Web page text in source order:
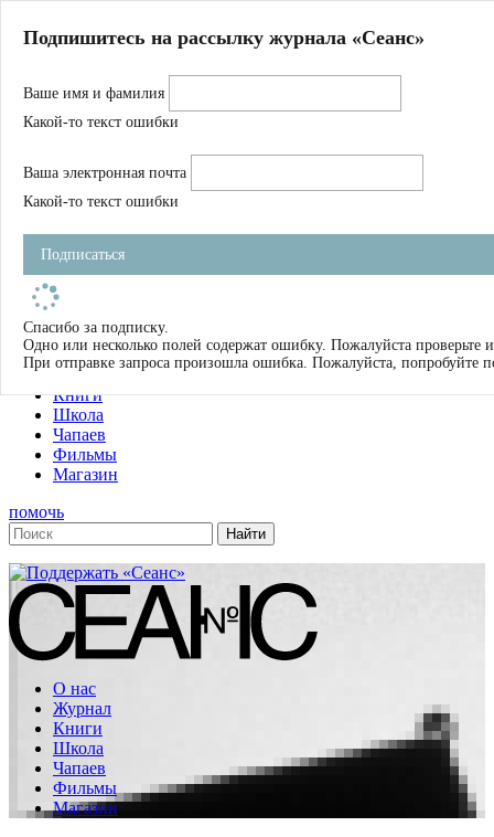
Магазин
Журнал
Школа
Устав
Фильмы
Имена
Тэги
О нас
Журнал
Книги
Школа
Чапаев
Фильмы
Магазин
помочь
О нас
Журнал
Книги
Школа
Чапаев
Фильмы
Магазин
Подпишитесь на рассылку журнала «Сеанс»
Ваше имя и фамилия
Какой-то текст ошибки
Ваша электронная почта
Какой-то текст ошибки
Подписаться
Спасибо за подписку.
Одно или несколько полей содержат ошибку. Пожалуйста проверьте
При отправке запроса произошла ошибка. Пожалуйста, попробуйте